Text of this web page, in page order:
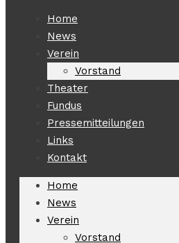
Home
News
Verein
Vorstand
Theater
Fundus
Pressemitteilungen
Links
Kontakt
Home
News
Verein
Vorstand